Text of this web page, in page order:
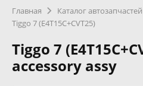
Главная Каталог автозапчастей
Tiggo 7 (E4T15C+CVT25)
Tiggo 7
accessory assy